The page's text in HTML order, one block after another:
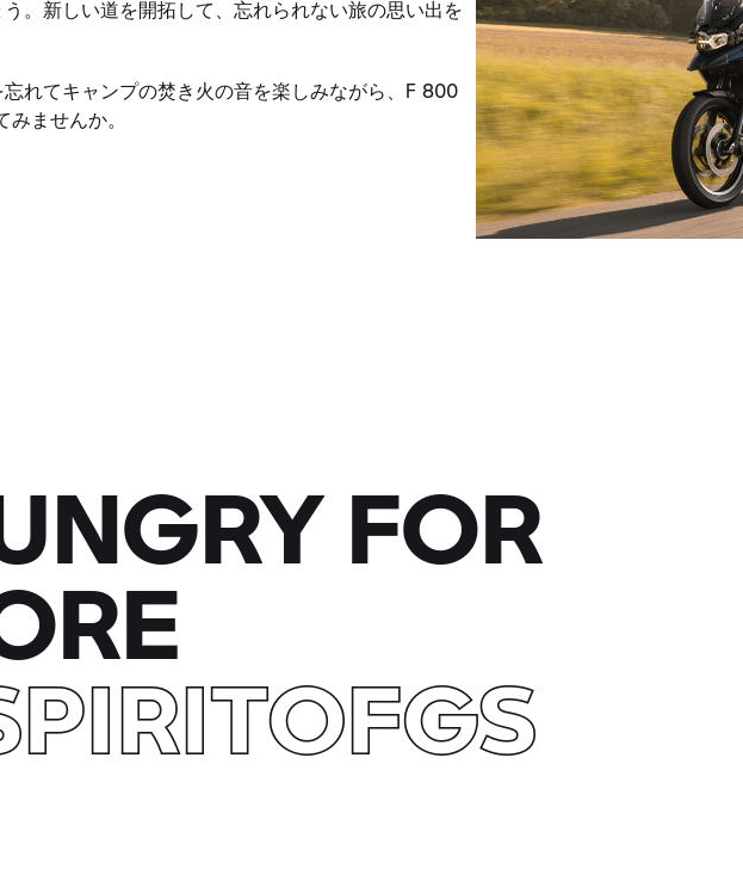
。新しい道を開拓して、忘れられない旅の思い出を
忘れてキャンプの焚き火の音を楽しみながら、F 800
ませんか。
FOR